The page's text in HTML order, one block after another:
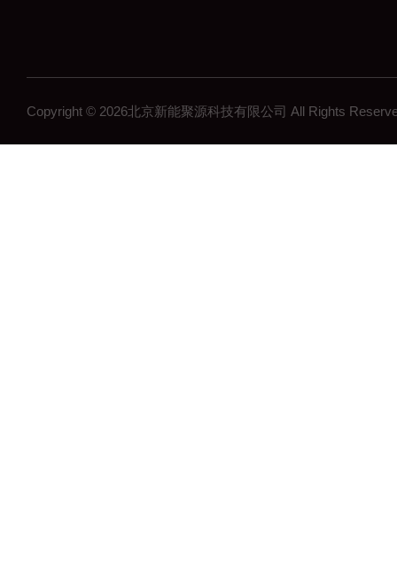
Copyright © 2026北京新能聚源科技有限公司 All Rights